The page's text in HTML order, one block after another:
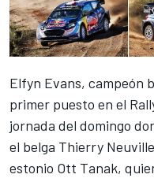
Elfyn Evans, campeón
primer puesto en el
jornada del domingo
el belga Thierry
estonio Ott Tanak,